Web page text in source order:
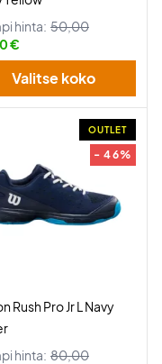
hinta: 50,00
€
Valitse koko
OUTLET
- 46%
Rush Pro Jr L Navy
hinta: 80,00